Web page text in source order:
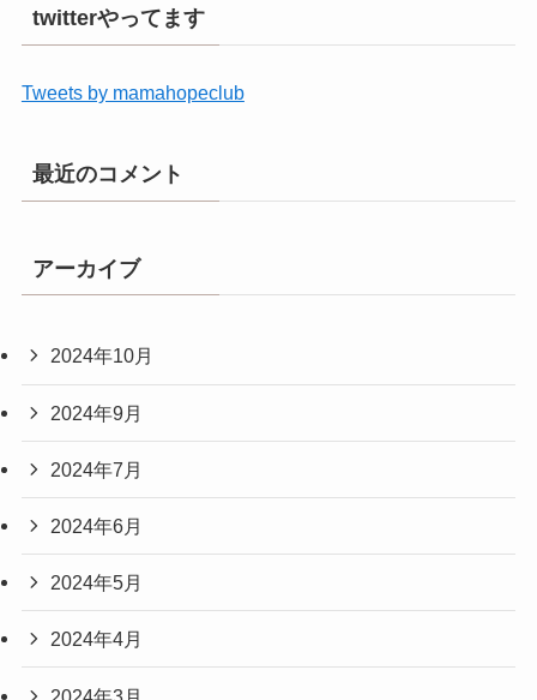
twitterやってます
Tweets by mamahopeclub
最近のコメント
アーカイブ
2024年10月
2024年9月
2024年7月
2024年6月
2024年5月
2024年4月